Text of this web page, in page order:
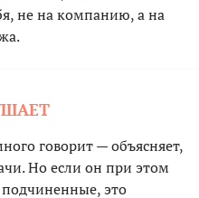
не на компанию, а на
говорит — объясняет,
Но если он при этом
подчиненные, это